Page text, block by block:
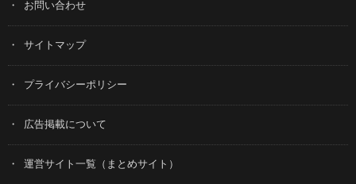
お問い合わせ
サイトマップ
プライバシーポリシー
広告掲載について
運営サイト一覧（まとめサイト）